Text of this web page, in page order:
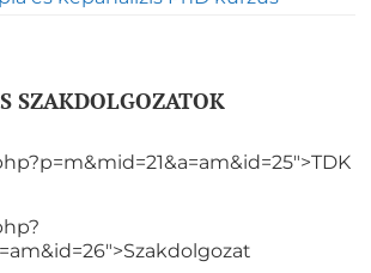
SZAKDOLGOZATOK